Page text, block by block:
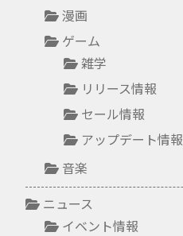
漫画
ゲーム
雑学
リリース情報
セール情報
アップデート情報
音楽
ニュース
イベント情報